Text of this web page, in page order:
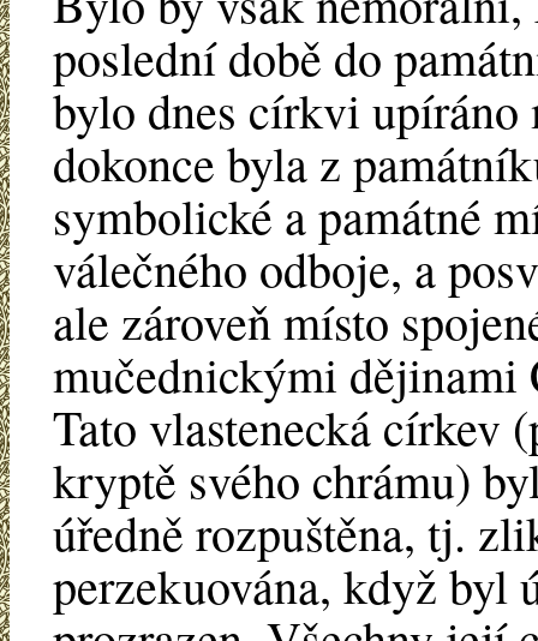
poslední době do
bylo dnes církvi
dokonce byla z
symbolické a památné
válečného odboje, a
ale zároveň místo
mučednickými dějinami
Tato vlastenecká církev
kryptě svého chrámu)
úředně rozpuštěna, tj.
perzekuována, když byl